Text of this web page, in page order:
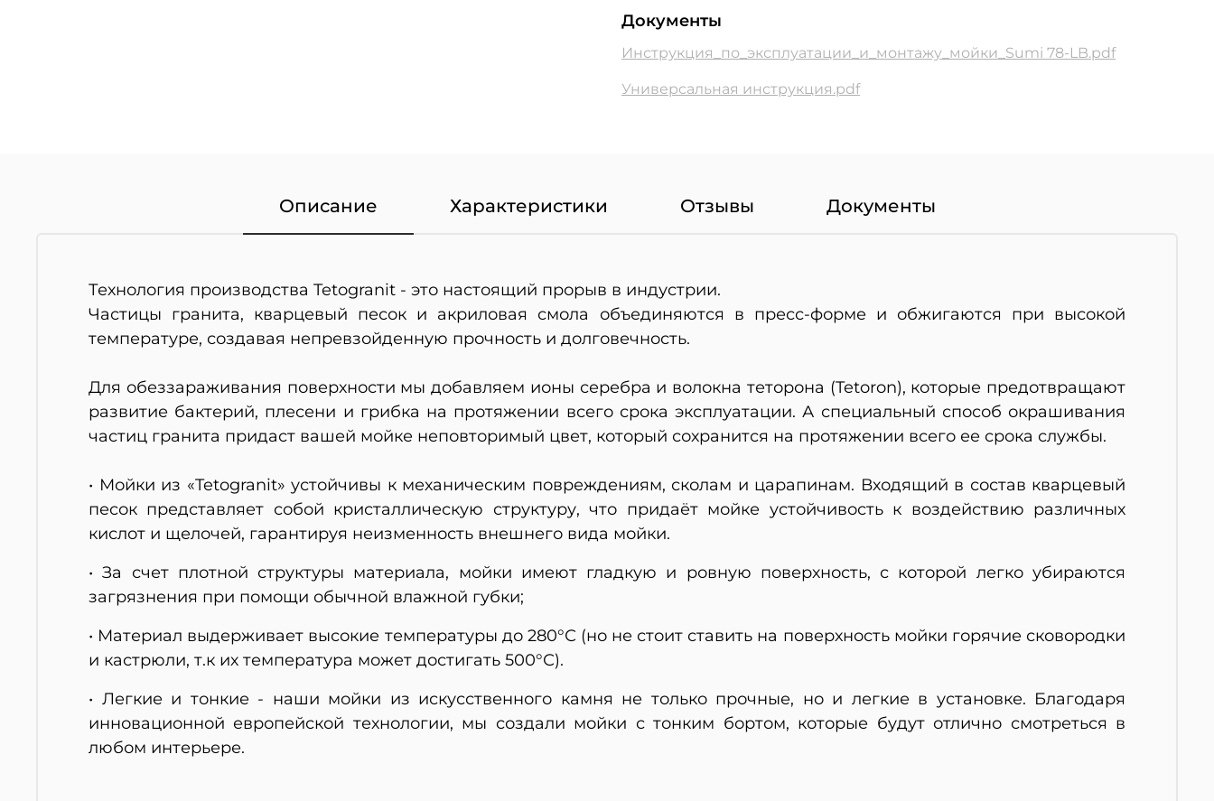
Документы
Инструкция_по_эксплуатации_и_монтажу_мойки_Sumi 78-LB.pdf
Универсальная инструкция.pdf
Описание Характеристики Отзывы Документы
Технология производства Tetogranit - это настоящий прорыв в индустрии.
Частицы гранита, кварцевый песок и акриловая смола объединяются в пресс-форме и обжигаются при высокой
температуре, создавая непревзойденную прочность и долговечность.
Для обеззараживания поверхности мы добавляем ионы серебра и волокна теторона (Tetoron), которые предотвращают
развитие бактерий, плесени и грибка на протяжении всего срока эксплуатации. А специальный способ окрашивания
частиц гранита придаст вашей мойке неповторимый цвет, который сохранится на протяжении всего ее срока службы.
• Мойки из «Tetogranit» устойчивы к механическим повреждениям, сколам и царапинам. Входящий в состав кварцевый
песок представляет собой кристаллическую структуру, что придаёт мойке устойчивость к воздействию различных
кислот и щелочей, гарантируя неизменность внешнего вида мойки.
• За счет плотной структуры материала, мойки имеют гладкую и ровную поверхность, с которой легко убираются
загрязнения при помощи обычной влажной губки;
• Материал выдерживает высокие температуры до 280°С (но не стоит ставить на поверхность мойки горячие сковородки
и кастрюли, т.к их температура может достигать 500°С).
• Легкие и тонкие - наши мойки из искусственного камня не только прочные, но и легкие в установке. Благодаря
инновационной европейской технологии, мы создали мойки с тонким бортом, которые будут отлично смотреться в
любом интерьере.